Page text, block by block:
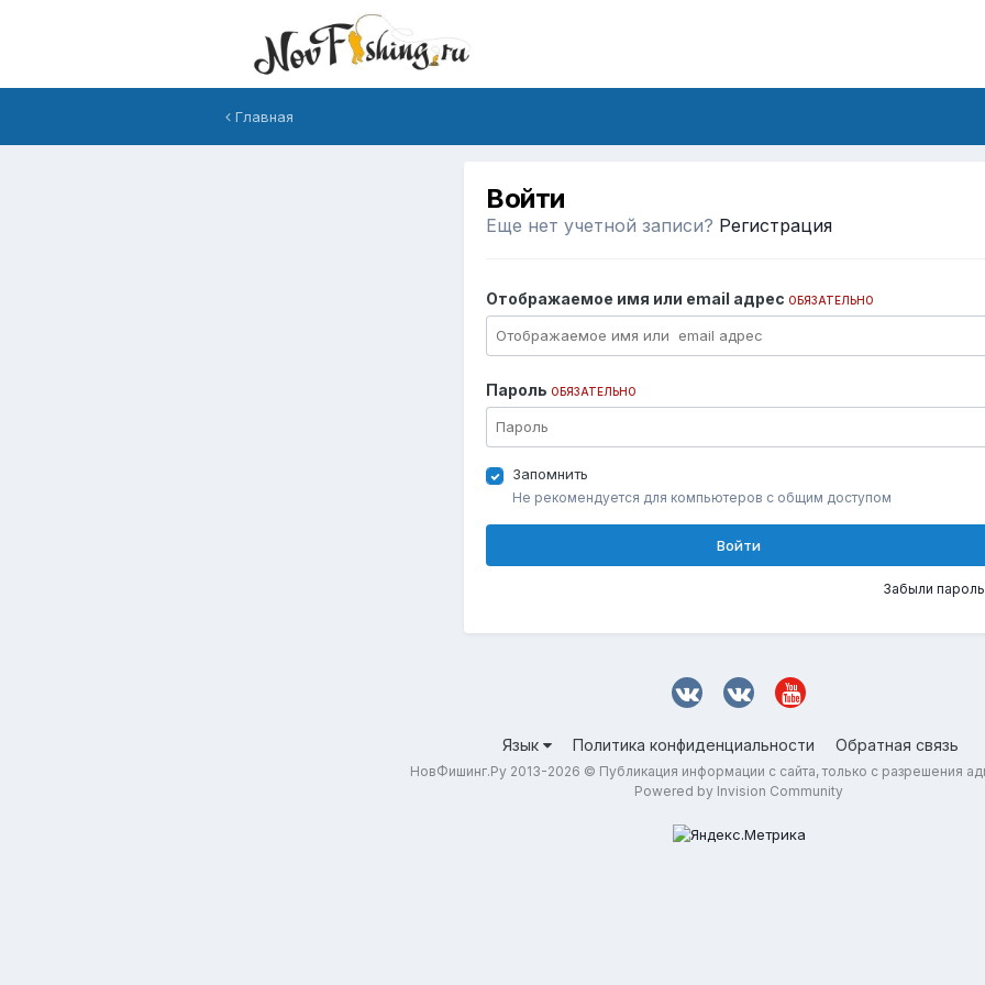
Главная
Войти
Еще нет учетной записи? Регистрация
Отображаемое имя или email адрес ОБЯЗАТЕЛЬНО
Пароль ОБЯЗАТЕЛЬНО
Запомнить
Не рекомендуется для компьютеров с общим доступом
Войти
Забыли
Язык Политика конфиденциальности Обратная связь
НовФишинг.Ру 2013-2026 © Публикация информации с сайта, только с разрешения
Powered by Invision Community